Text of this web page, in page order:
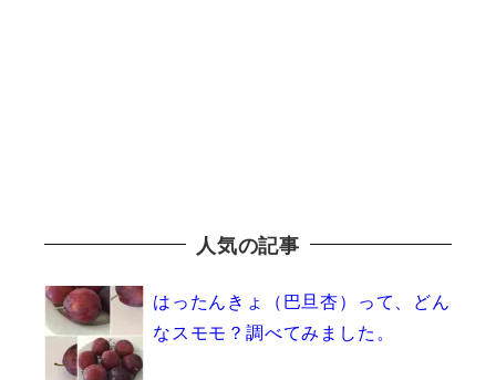
人気の記事
はったんきょ（巴旦杏）って、どん
なスモモ？調べてみました。